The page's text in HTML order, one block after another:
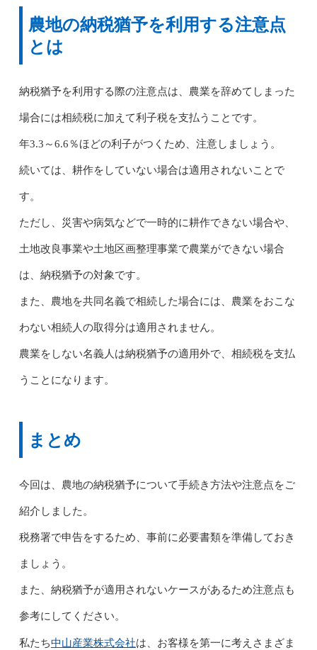
農地の納税猶予を利用する注意点
とは
納税猶予を利用する際の注意点は、農業を辞めてしまった
場合には相続税に加えて利子税を支払うことです。
年3.3～6.6％ほどの利子がつくため、注意しましょう。
続いては、耕作をしていない場合は適用されないことで
す。
ただし、災害や病気などで一時的に耕作できない場合や、
土地改良事業や土地区画整理事業で農業ができない場合
は、納税猶予の対象です。
また、農地を共同名義で相続した場合には、農業をおこな
わない相続人の取得分は適用されません。
農業をしない名義人は納税猶予の適用外で、相続税を支払
うことになります。
まとめ
今回は、農地の納税猶予について手続き方法や注意点をご
紹介しました。
税務署で申告をするため、事前に必要書類を準備しておき
ましょう。
また、納税猶予が適用されないケースがあるため注意点も
参考にしてください。
私たち中山産業株式会社は、お客様を第一に考えさまざま